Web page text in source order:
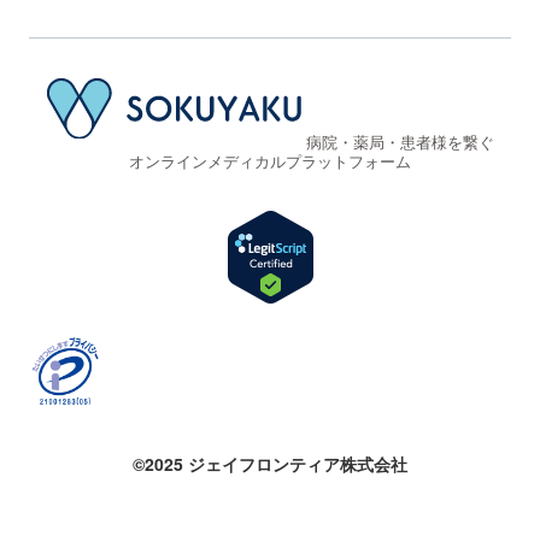
病院・薬局・患者様を繋ぐ
オンラインメディカルプラットフォーム
©2025 ジェイフロンティア株式会社